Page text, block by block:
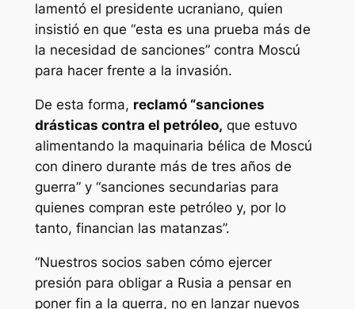
lamentó el presidente ucraniano, quien
insistió en que “esta es una prueba más de
la necesidad de sanciones” contra Moscú
para hacer frente a la invasión.
De esta forma, reclamó “sanciones
drásticas contra el petróleo, que estuvo
alimentando la maquinaria bélica de Moscú
con dinero durante más de tres años de
guerra” y “sanciones secundarias para
quienes compran este petróleo y, por lo
tanto, financian las matanzas”.
“Nuestros socios saben cómo ejercer
presión para obligar a Rusia a pensar en
poner fin a la guerra, no en lanzar nuevos